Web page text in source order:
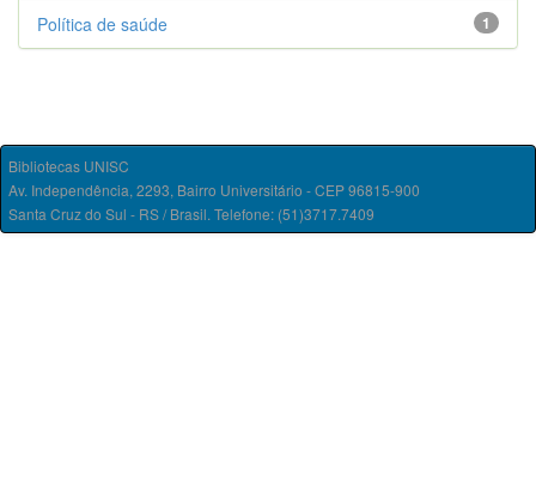
1
Política de saúde
Bibliotecas UNISC
Av. Independência, 2293, Bairro Universitário - CEP 96815-900
Santa Cruz do Sul - RS / Brasil. Telefone: (51)3717.7409